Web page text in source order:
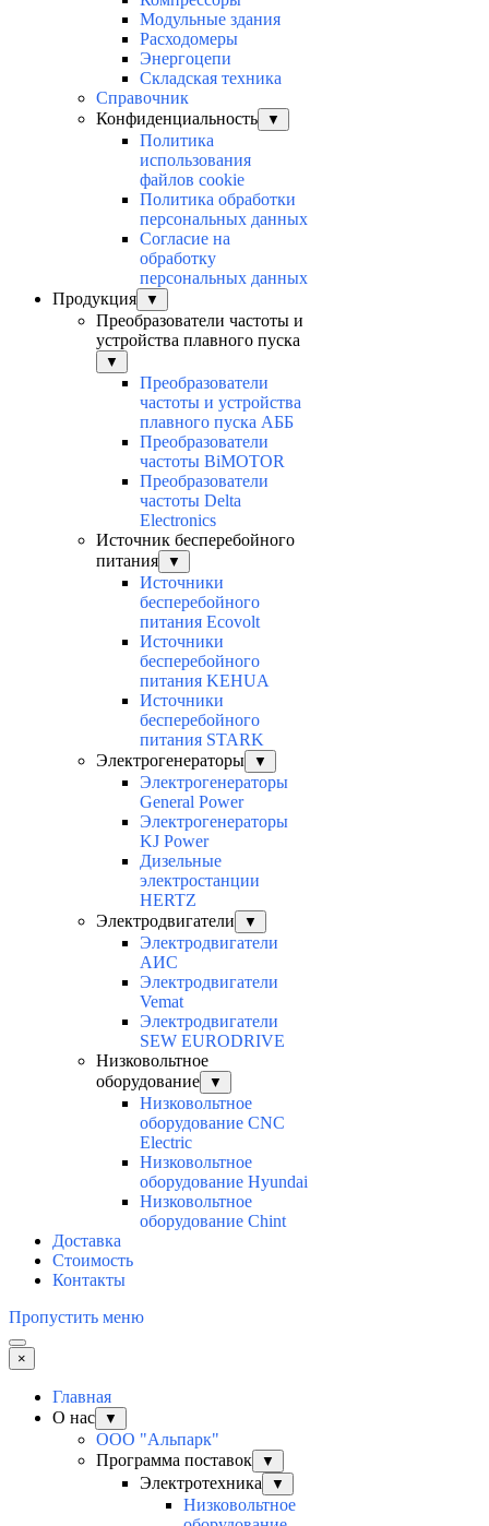
Модульные здания
Расходомеры
Энергоцепи
Складская техника
Справочник
Конфиденциальность
▼
Политика
использования
файлов cookie
Политика обработки
персональных данных
Согласие на
обработку
персональных данных
Продукция
▼
Преобразователи частоты и
устройства плавного пуска
▼
Преобразователи
частоты и устройства
плавного пуска АББ
Преобразователи
частоты BiMOTOR
Преобразователи
частоты Delta
Electronics
Источник бесперебойного
питания
▼
Источники
бесперебойного
питания Ecovolt
Источники
бесперебойного
питания KEHUA
Источники
бесперебойного
питания STARK
Электрогенераторы
▼
Электрогенераторы
General Power
Электрогенераторы
KJ Power
Дизельные
электростанции
HERTZ
Электродвигатели
▼
Электродвигатели
АИС
Электродвигатели
Vemat
Электродвигатели
SEW EURODRIVE
Низковольтное
оборудование
▼
Низковольтное
оборудование CNC
Electric
Низковольтное
оборудование Hyundai
Низковольтное
оборудование Chint
Доставка
Стоимость
Контакты
Пропустить меню
×
Главная
О нас
▼
ООО "Альпарк"
Программа поставок
▼
Электротехника ▼
Низковольтное